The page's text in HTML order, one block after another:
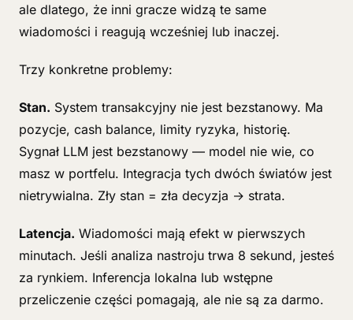
ale dlatego, że inni gracze widzą te same
wiadomości i reagują wcześniej lub inaczej.
Trzy konkretne problemy:
Stan. System transakcyjny nie jest bezstanowy. Ma
pozycje, cash balance, limity ryzyka, historię.
Sygnał LLM jest bezstanowy — model nie wie, co
masz w portfelu. Integracja tych dwóch światów jest
nietrywialna. Zły stan = zła decyzja → strata.
Latencja. Wiadomości mają efekt w pierwszych
minutach. Jeśli analiza nastroju trwa 8 sekund, jesteś
za rynkiem. Inferencja lokalna lub wstępne
przeliczenie części pomagają, ale nie są za darmo.